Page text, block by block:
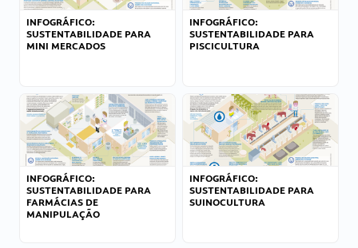
INFOGRÁFICO:
SUSTENTABILIDADE PARA
MINI MERCADOS
INFOGRÁFICO:
SUSTENTABILIDADE PARA
PISCICULTURA
INFOGRÁFICO:
SUSTENTABILIDADE PARA
FARMÁCIAS DE
MANIPULAÇÃO
INFOGRÁFICO:
SUSTENTABILIDADE PARA
SUINOCULTURA